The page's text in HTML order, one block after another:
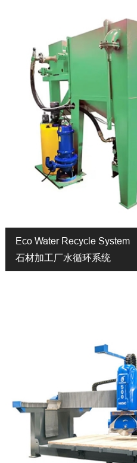
Eco Water Recycle System
石材加工厂水循环系统